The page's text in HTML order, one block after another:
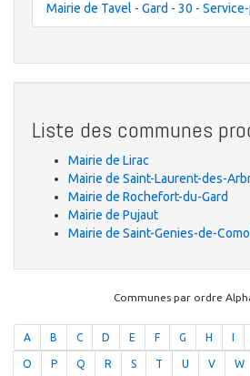
Mairie de Tavel - Gard - 30 -
Liste des communes
Mairie de Lirac
Mairie de Saint-Laurent-des-
Mairie de Rochefort-du-Gard
Mairie de Pujaut
Mairie de Saint-Genies-de-
Communes par ordre
A B C D E F G H
O P Q R S T U V W